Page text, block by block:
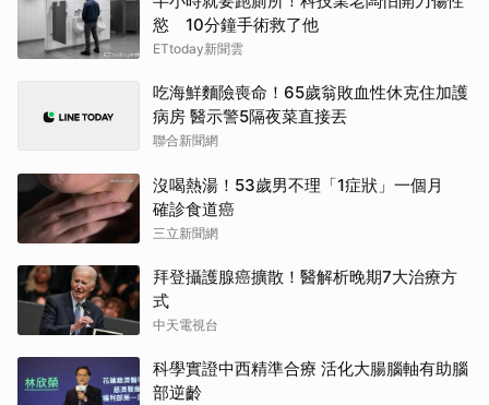
慾 10分鐘手術救了他
ETtoday新聞雲
吃海鮮麵險喪命！65歲翁敗血性休克住加護
病房 醫示警5隔夜菜直接丟
聯合新聞網
沒喝熱湯！53歲男不理「1症狀」一個月
確診食道癌
三立新聞網
拜登攝護腺癌擴散！醫解析晚期7大治療方
式
中天電視台
科學實證中西精準合療 活化大腸腦軸有助腦
部逆齡